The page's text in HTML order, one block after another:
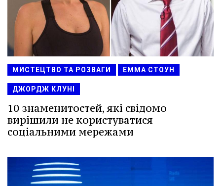
МИСТЕЦТВО ТА РОЗВАГИ ЕММА СТОУН
ДЖОРДЖ КЛУНІ
10 знаменитостей, які свідомо
вирішили не користуватися
соціальними мережами